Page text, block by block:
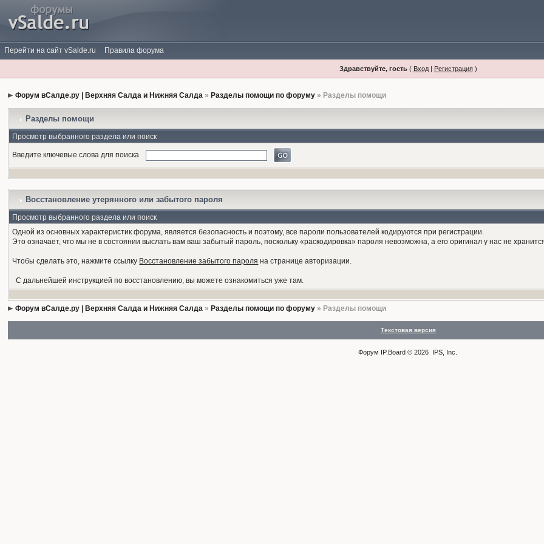
Перейти на сайт vSalde.ru Правила форума
Здравствуйте, гость( Вход| Регистрация)
Форум вСалде.ру | Верхняя Салда и Нижняя Салда » Разделы помощи по форуму » Разделы помощи
Разделы помощи
Просмотр выбранного раздела или поиск
Введите ключевые слова для поиска
Восстановление утерянного или забытого пароля
Просмотр выбранного раздела или поиск
Одной из основных характеристик форума, является безопасность и поэтому, все пароли пользователей кодируются при регистрации.
Это означает, что мы не в состоянии выслать вам ваш забытый пароль, поскольку «раскодировка» пароля невозможна, а его оригинал у нас не
Чтобы сделать это, нажмите ссылку Восстановление забытого пароля на странице авторизации.
С дальнейшей инструкцией по восстановлению, вы можете ознакомиться уже там.
Форум вСалде.ру | Верхняя Салда и Нижняя Салда » Разделы помощи по форуму » Разделы помощи
Текстовая версия
Форум IP.Board © 2026 IPS, Inc